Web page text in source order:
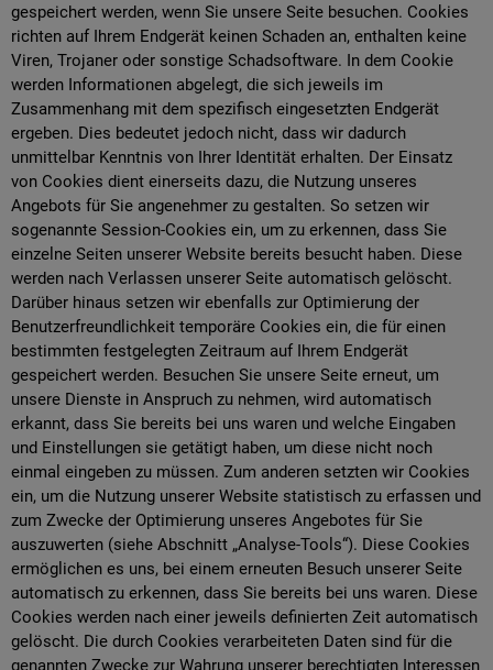
gespeichert werden, wenn Sie unsere Seite besuchen. Cookies
richten auf Ihrem Endgerät keinen Schaden an, enthalten keine
Viren, Trojaner oder sonstige Schadsoftware. In dem Cookie
werden Informationen abgelegt, die sich jeweils im
Zusammenhang mit dem spezifisch eingesetzten Endgerät
ergeben. Dies bedeutet jedoch nicht, dass wir dadurch
unmittelbar Kenntnis von Ihrer Identität erhalten. Der Einsatz
von Cookies dient einerseits dazu, die Nutzung unseres
Angebots für Sie angenehmer zu gestalten. So setzen wir
sogenannte Session-Cookies ein, um zu erkennen, dass Sie
einzelne Seiten unserer Website bereits besucht haben. Diese
werden nach Verlassen unserer Seite automatisch gelöscht.
Darüber hinaus setzen wir ebenfalls zur Optimierung der
Benutzerfreundlichkeit temporäre Cookies ein, die für einen
bestimmten festgelegten Zeitraum auf Ihrem Endgerät
gespeichert werden. Besuchen Sie unsere Seite erneut, um
unsere Dienste in Anspruch zu nehmen, wird automatisch
erkannt, dass Sie bereits bei uns waren und welche Eingaben
und Einstellungen sie getätigt haben, um diese nicht noch
einmal eingeben zu müssen. Zum anderen setzten wir Cookies
ein, um die Nutzung unserer Website statistisch zu erfassen und
zum Zwecke der Optimierung unseres Angebotes für Sie
auszuwerten (siehe Abschnitt „Analyse-Tools“). Diese Cookies
ermöglichen es uns, bei einem erneuten Besuch unserer Seite
automatisch zu erkennen, dass Sie bereits bei uns waren. Diese
Cookies werden nach einer jeweils definierten Zeit automatisch
gelöscht. Die durch Cookies verarbeiteten Daten sind für die
genannten Zwecke zur Wahrung unserer berechtigten Interessen